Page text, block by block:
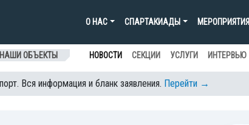
О НАС СПАРТАКИАДЫ МЕРОПРИЯТИЯ
НАШИ ОБЪЕКТЫ НОВОСТИ СЕКЦИИ УСЛУГИ ИНТЕРВЬЮ
Вся информация и бланк заявления. Перейти →